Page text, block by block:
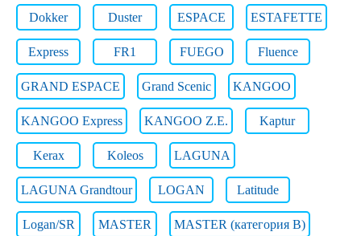
Dokker Duster ESPACE ESTAFETTE
Express FR1 FUEGO Fluence
GRAND ESPACE Grand Scenic KANGOO
KANGOO Express KANGOO Z.E. Kaptur
Kerax Koleos LAGUNA
LAGUNA Grandtour LOGAN Latitude
Logan/SR MASTER MASTER (категория B)